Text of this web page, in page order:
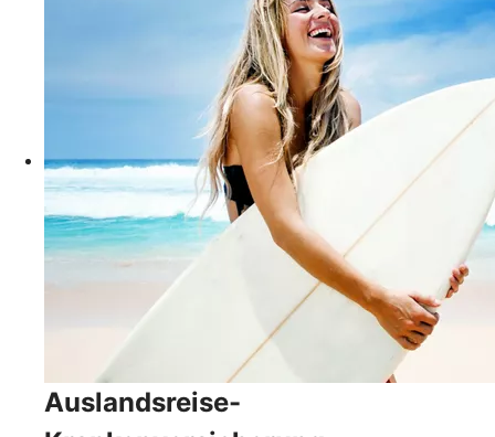
Auslandsreise-